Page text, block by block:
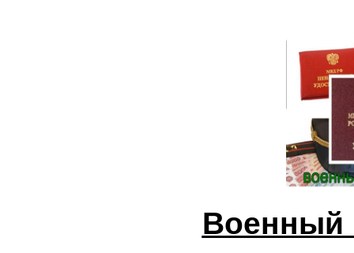
Военный